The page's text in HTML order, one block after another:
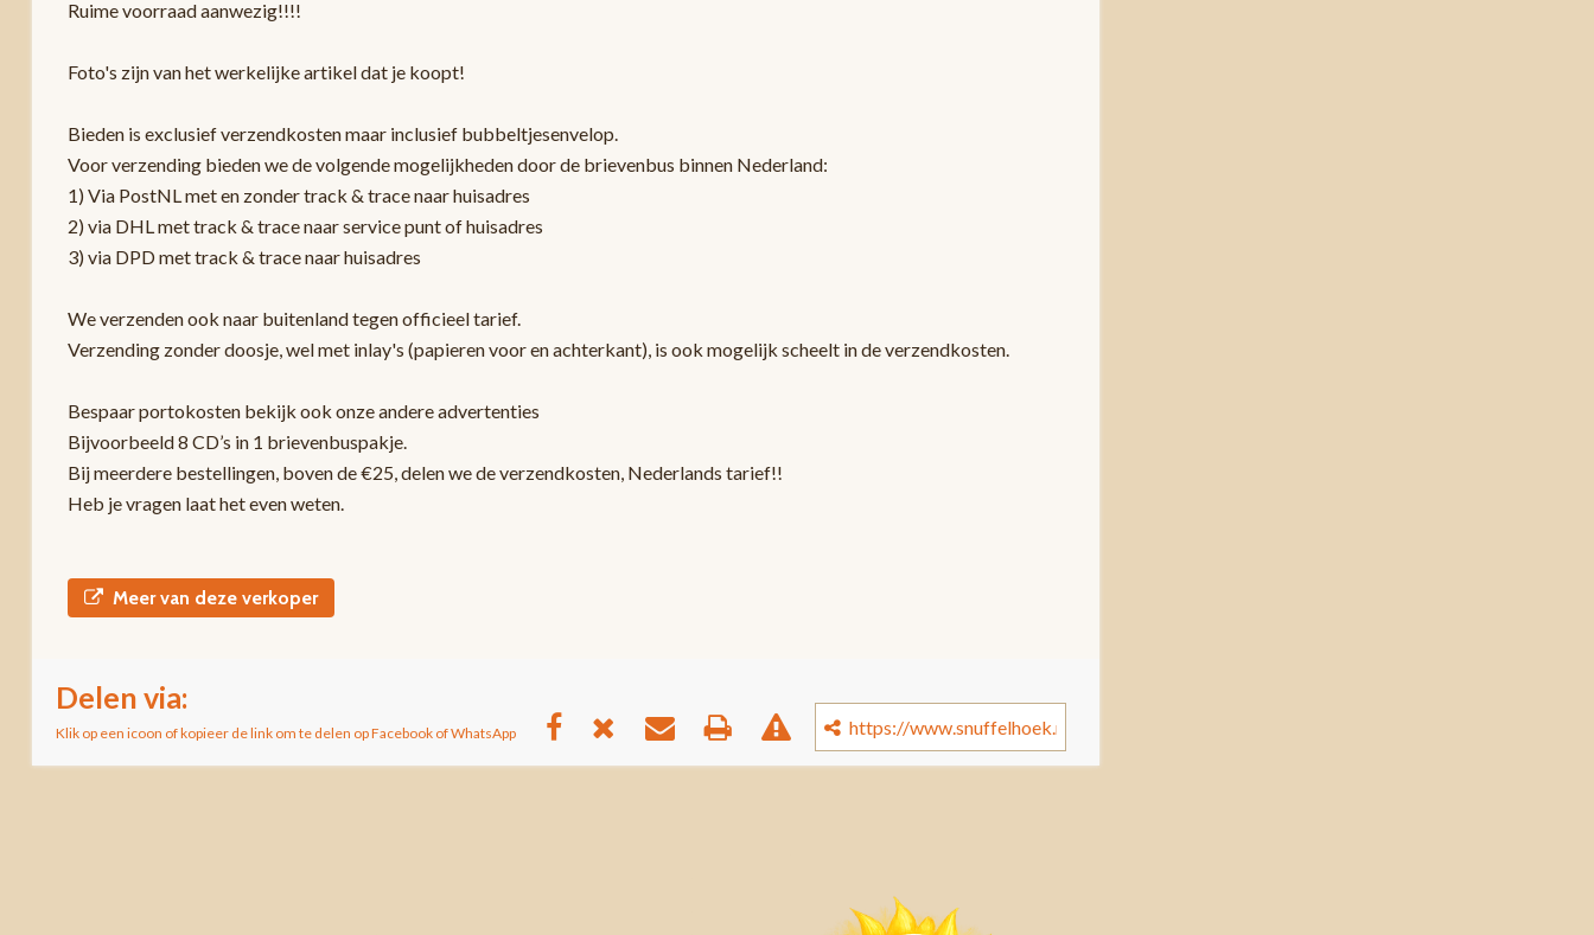
Ruime voorraad aanwezig!!!!
Foto's zijn van het werkelijke artikel dat je koopt!
Bieden is exclusief verzendkosten maar inclusief bubbeltjesenvelop.
Voor verzending bieden we de volgende mogelijkheden door de brievenbus binnen Nederland:
1) Via PostNL met en zonder track & trace naar huisadres
2) via DHL met track & trace naar service punt of huisadres
3) via DPD met track & trace naar huisadres
We verzenden ook naar buitenland tegen officieel tarief.
Verzending zonder doosje, wel met inlay's (papieren voor en achterkant), is ook mogelijk scheelt in de verzendkosten.
Bespaar portokosten bekijk ook onze andere advertenties
Bijvoorbeeld 8 CD’s in 1 brievenbuspakje.
Bij meerdere bestellingen, boven de €25, delen we de verzendkosten, Nederlands tarief!!
Heb je vragen laat het even weten.
Meer van deze verkoper
Delen via:
Klik op een icoon of kopieer de link om te delen op Facebook of WhatsApp